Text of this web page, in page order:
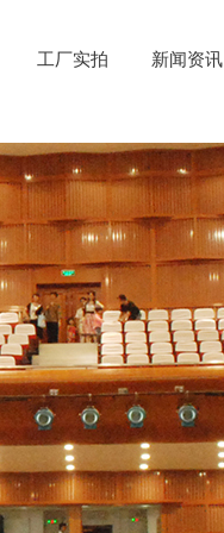
工厂实拍 新闻资讯